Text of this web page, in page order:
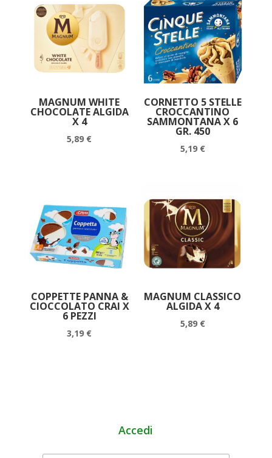
MAGNUM WHITE
CHOCOLATE ALGIDA
X 4
5,89 €
CORNETTO 5 STELLE
CROCCANTINO
SAMMONTANA X 6
GR. 450
5,19 €
COPPETTE PANNA &
CIOCCOLATO CRAI X
6 PEZZI
3,19 €
MAGNUM CLASSICO
ALGIDA X 4
5,89 €
Accedi